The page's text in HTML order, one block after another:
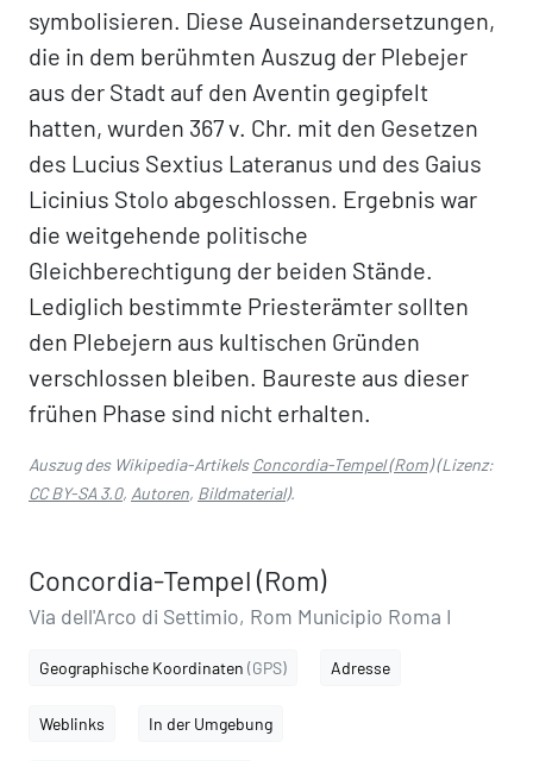
symbolisieren. Diese Auseinandersetzungen,
die in dem berühmten Auszug der Plebejer
aus der Stadt auf den Aventin gegipfelt
hatten, wurden 367 v. Chr. mit den Gesetzen
des Lucius Sextius Lateranus und des Gaius
Licinius Stolo abgeschlossen. Ergebnis war
die weitgehende politische
Gleichberechtigung der beiden Stände.
Lediglich bestimmte Priesterämter sollten
den Plebejern aus kultischen Gründen
verschlossen bleiben. Baureste aus dieser
frühen Phase sind nicht erhalten.
Auszug des Wikipedia-ArtikelsConcordia-Tempel (Rom)(Lizenz:
CC BY-SA 3.0, Autoren, Bildmaterial).
Concordia-Tempel (Rom)
Via dell'Arco di Settimio, Rom Municipio Roma I
Geographische Koordinaten (GPS) Adresse
Weblinks In der Umgebung